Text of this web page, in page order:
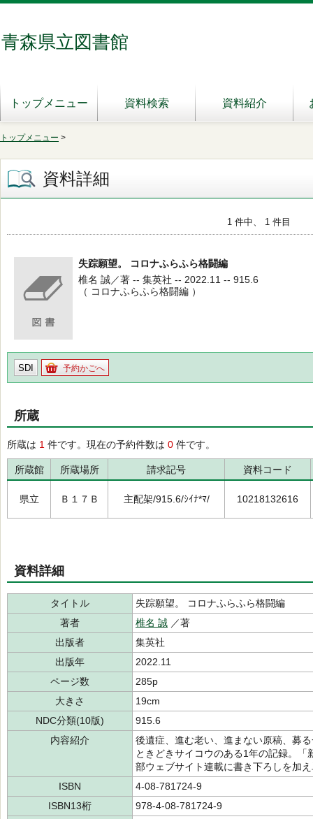
青森県立図書館
トップメニュー 資料検索 資料紹介
トップメニュー >
資料詳細
1 件中、 1 件目
失踪願望。 コロナふらふら格闘編
椎名 誠／著 -- 集英社 -- 2022.11 -- 915.6
（ コロナふらふら格闘編 ）
SDI 予約かごへ
所蔵
所蔵は 1 件です。現在の予約件数は 0 件です。
所蔵館 所蔵場所 請求記号 資料コード
県立 Ｂ１７Ｂ 主配架/915.6/ｼｲﾅ*ﾏ/ 10218132616
資料詳細
タイトル
失踪願望。 コロナふらふら格闘編
著者
椎名 誠 ／著
出版者
集英社
出版年
2022.11
ページ数
285p
大きさ
19cm
NDC分類(10版)
915.6
内容紹介
後遺症、進む老い、進まない原稿、募
ときどきサイコウのある1年の記録。
部ウェブサイト連載に書き下ろしを加
ISBN
4-08-781724-9
ISBN13桁
978-4-08-781724-9